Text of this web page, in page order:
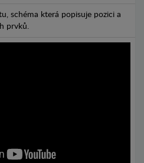
schéma která popisuje pozici a
prvků.